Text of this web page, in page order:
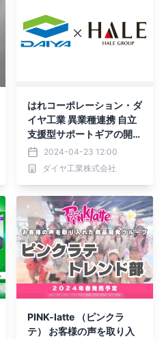
はれコーポレーション・ダ
イヤ工業 異業種連携 自立
支援型サポートギアの開発
と介護施設における新サー
ビスの創出
2024-04-23 12:00
ダイヤ工業株式会社
PINK-latte （ピンクラ
テ） お客様の声を取り入